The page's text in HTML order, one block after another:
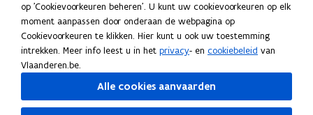
Tips voor duidelijke taal
Bekijk ook
Spellingtests
Boek- en webwijzer
op 'Cookievoorkeuren beheren'. U kunt uw cookievoorkeuren op elk
moment aanpassen door onderaan de webpagina op
Cookievoorkeuren te klikken. Hier kunt u ook uw toestemming
intrekken. Meer info leest u in het privacy- en cookiebeleid van
Vlaanderen.be.
Alle cookies aanvaarden